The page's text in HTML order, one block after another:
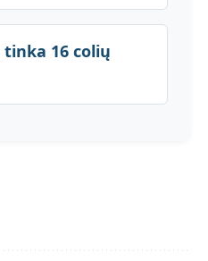
tinka 16 colių